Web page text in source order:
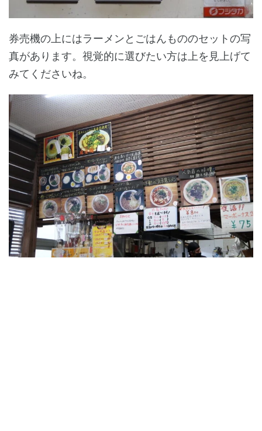
券売機の上にはラーメンとごはんもののセットの写
真があります。視覚的に選びたい方は上を見上げて
みてくださいね。